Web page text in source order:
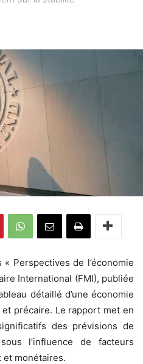
Perspectives de l’économie
International (FMI), publiée
détaillé d’une économie
précaire. Le rapport met en
des prévisions de
l’influence de facteurs
monétaires.